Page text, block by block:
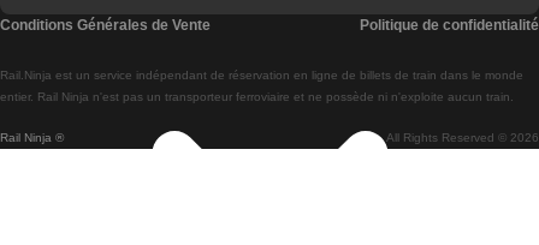
Trains de Lisbonne à Braga
Trains de Braga à Lisbonne
Rail Ninja ® All Rights Reserved © 2026
Rail.Ninja est un service indépendant de réservation en ligne de billets de train dans le monde
entier. Rail Ninja n'est pas un transporteur ferroviaire et ne possède ni n'exploite aucun train.
Conditions Générales de Vente Politique de confidentialité